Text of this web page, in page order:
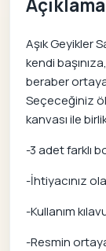
Açıklama
Aşık Geyikler
kendi
beraber
Seçeceğiniz
kanvası ile
-3 adet farklı
-İhtiyacınız
-Kullanım
-Resmin